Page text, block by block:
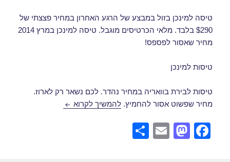
טיסה למינכן בזול במבצע של הרגע האחרון במחיר פצצתי של
$290 בלבד. מלאי הכרטיסים מוגבל. טיסה למינכן במרץ 2014
מחיר שאסור לפספס!
טיסות למינכן
טיסות לבירת בוואריה במחיר נהדר. לכם נשאר רק לארוז.
מחיר שפשוט אסור להחמיץ.להמשיך לקרוא טיסות למינכן במרץ 2014
F
M
E